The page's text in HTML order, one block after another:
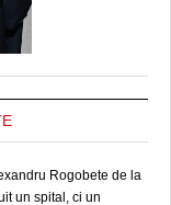
Rogobete de la
un spital, ci un